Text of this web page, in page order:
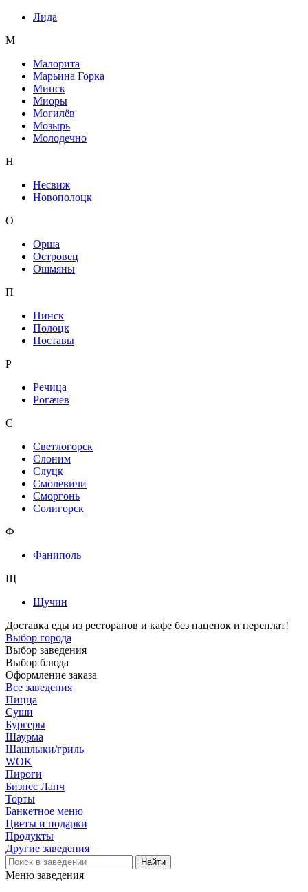
Лида
М
Малорита
Марьина Горка
Минск
Миоры
Могилёв
Мозырь
Молодечно
Н
Несвиж
Новополоцк
О
Орша
Островец
Ошмяны
П
Пинск
Полоцк
Поставы
Р
Речица
Рогачев
С
Светлогорск
Слоним
Слуцк
Смолевичи
Сморгонь
Солигорск
Ф
Фаниполь
Щ
Щучин
Доставка еды из ресторанов и кафе без наценок и переплат!
Выбор города
Выбор заведения
Выбор блюда
Оформление заказа
Все заведения
Пицца
Суши
Бургеры
Шаурма
Шашлыки/гриль
WOK
Пироги
Бизнес Ланч
Торты
Банкетное меню
Цветы и подарки
Продукты
Другие заведения
Меню заведения